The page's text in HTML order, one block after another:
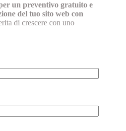
un preventivo gratuito e
del tuo sito web con
di crescere con uno